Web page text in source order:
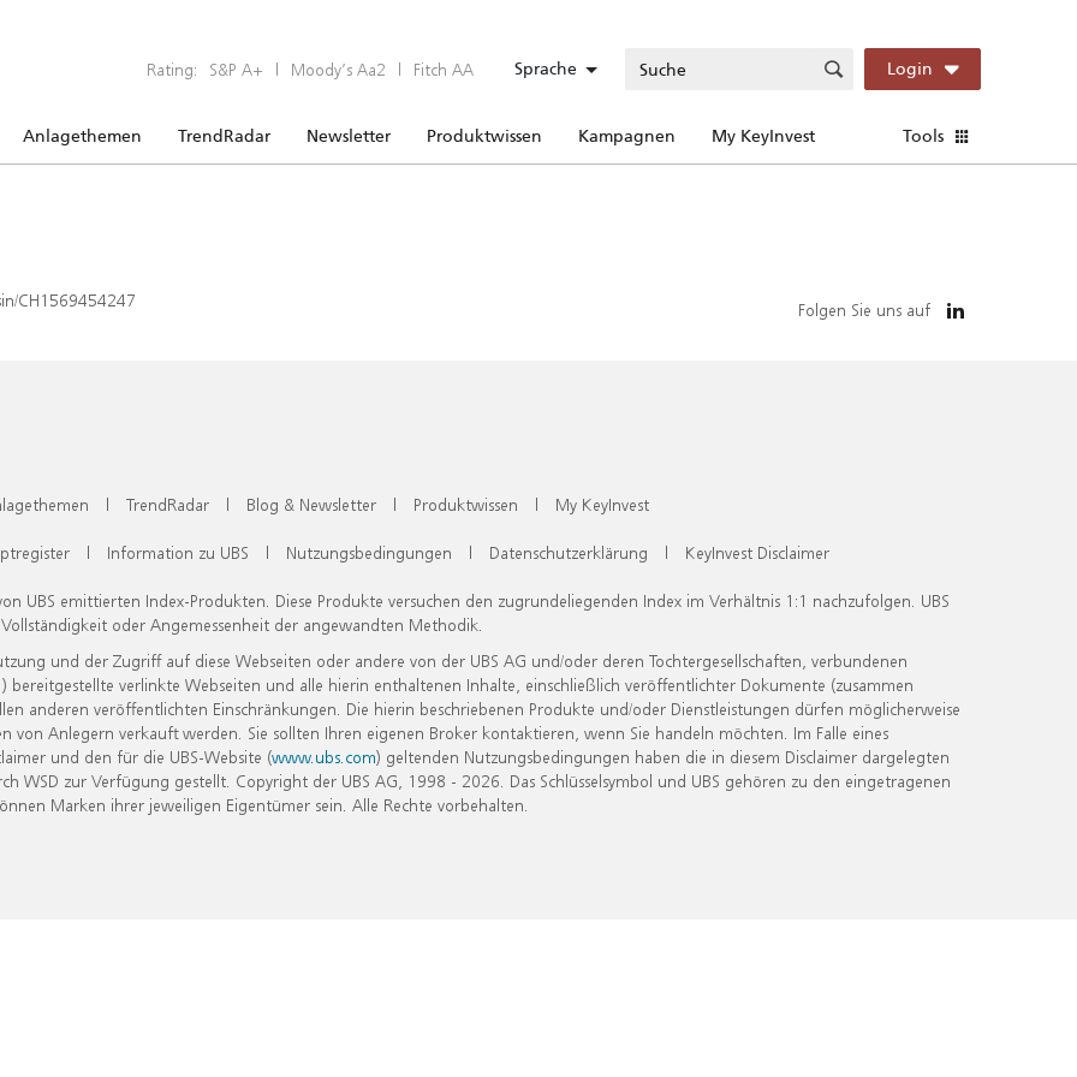
Rating: S&P A+ | Moody’s Aa2 | Fitch AA Sprache Login
Anlagethemen TrendRadar Newsletter Produktwissen Kampagnen My KeyInvest Tools
CH1569454247 Folgen Sie uns auf
| TrendRadar | Blog & Newsletter | Produktwissen | My KeyInvest
| Information zu UBS | Nutzungsbedingungen | Datenschutzerklärung | KeyInvest Disclaimer
UBS emittierten Index-Produkten. Diese Produkte versuchen den zugrundeliegenden Index im Verhältnis 1:1 nachzufolgen. UBS
oder Angemessenheit der angewandten Methodik.
und der Zugriff auf diese Webseiten oder andere von der UBS AG und/oder deren Tochtergesellschaften, verbundenen
verlinkte Webseiten und alle hierin enthaltenen Inhalte, einschließlich veröffentlichter Dokumente (zusammen
anderen veröffentlichten Einschränkungen. Die hierin beschriebenen Produkte und/oder Dienstleistungen dürfen möglicherweise
Anlegern verkauft werden. Sie sollten Ihren eigenen Broker kontaktieren, wenn Sie handeln möchten. Im Falle eines
und den für die UBS-Website (www.ubs.com) geltenden Nutzungsbedingungen haben die in diesem Disclaimer dargelegten
zur Verfügung gestellt. Copyright der UBS AG, 1998 - 2026. Das Schlüsselsymbol und UBS gehören zu den eingetragenen
Marken ihrer jeweiligen Eigentümer sein. Alle Rechte vorbehalten.